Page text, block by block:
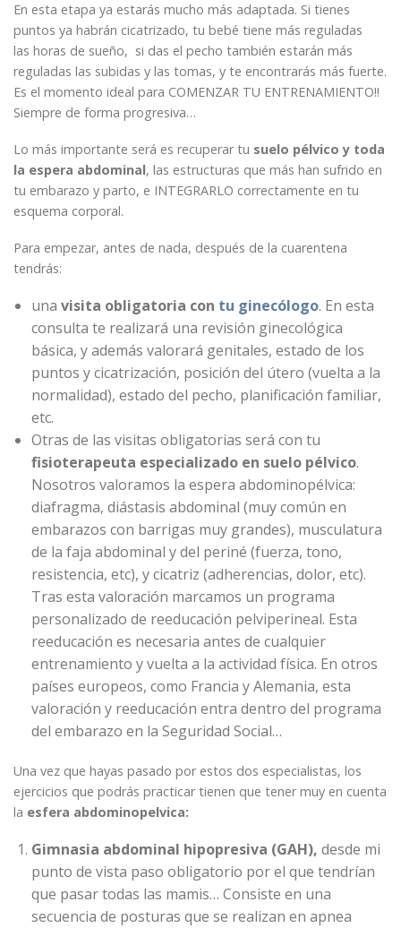
En esta etapa ya estarás mucho más adaptada. Si tienes
puntos ya habrán cicatrizado, tu bebé tiene más reguladas
las horas de sueño, si das el pecho también estarán más
reguladas las subidas y las tomas, y te encontrarás más fuerte.
Es el momento ideal para COMENZAR TU ENTRENAMIENTO!!
Siempre de forma progresiva…
Lo más importante será es recuperar tu suelo pélvico y toda
la espera abdominal, las estructuras que más han sufrido en
tu embarazo y parto, e INTEGRARLO correctamente en tu
esquema corporal.
Para empezar, antes de nada, después de la cuarentena
tendrás:
una visita obligatoria con tu ginecólogo. En esta
consulta te realizará una revisión ginecológica
básica, y además valorará genitales, estado de los
puntos y cicatrización, posición del útero (vuelta a la
normalidad), estado del pecho, planificación familiar,
etc.
Otras de las visitas obligatorias será con tu
fisioterapeuta especializado en suelo pélvico.
Nosotros valoramos la espera abdominopélvica:
diafragma, diástasis abdominal (muy común en
embarazos con barrigas muy grandes), musculatura
de la faja abdominal y del periné (fuerza, tono,
resistencia, etc), y cicatriz (adherencias, dolor, etc).
Tras esta valoración marcamos un programa
personalizado de reeducación pelviperineal. Esta
reeducación es necesaria antes de cualquier
entrenamiento y vuelta a la actividad física. En otros
países europeos, como Francia y Alemania, esta
valoración y reeducación entra dentro del programa
del embarazo en la Seguridad Social…
Una vez que hayas pasado por estos dos especialistas, los
ejercicios que podrás practicar tienen que tener muy en cuenta
la esfera abdominopelvica:
Gimnasia abdominal hipopresiva (GAH), desde mi
punto de vista paso obligatorio por el que tendrían
que pasar todas las mamis… Consiste en una
secuencia de posturas que se realizan en apnea